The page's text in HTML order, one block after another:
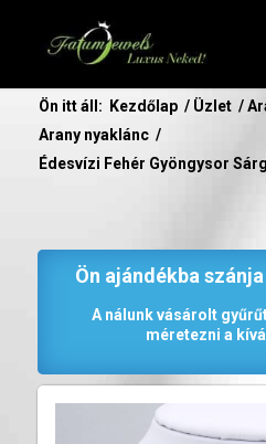
Ön itt áll: Kezdőlap / Üzlet /
Arany nyaklánc /
Édesvízi Fehér Gyöngysor
Ön ajándékba
A nálunk vásárolt
méretezni a